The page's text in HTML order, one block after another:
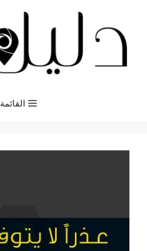
المحتوى
القائمة